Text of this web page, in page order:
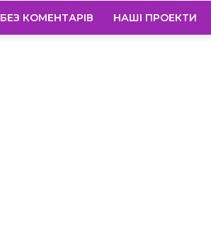
БЕЗ КОМЕНТАРІВ НАШІ ПРОЕКТИ